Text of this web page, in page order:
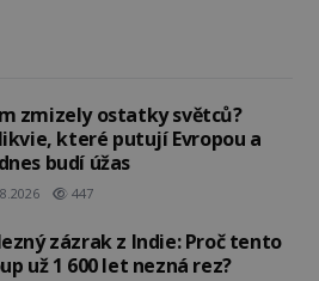
zmizely ostatky světců?
které putují Evropou a
budí úžas
447
zázrak z Indie: Proč tento
už 1 600 let nezná rez?